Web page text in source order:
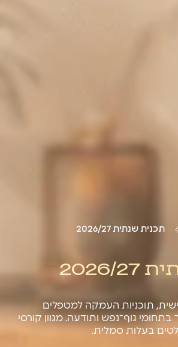
תכנית שנתית 2026/27
27
תוכניות העמקה למטפלים
בתחומי גוף־נפש ותודעה. מגוון קורסי
בעלות סמלית.